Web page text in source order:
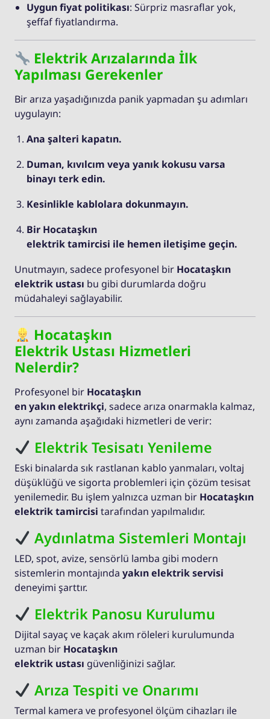
Uygun fiyat politikası: Sürpriz masraflar yok,
şeffaf fiyatlandırma.
Elektrik Arızalarında İlk
Yapılması Gerekenler
Bir arıza yaşadığınızda panik yapmadan şu adımları
uygulayın:
Ana şalteri kapatın.
Duman, kıvılcım veya yanık kokusu varsa
binayı terk edin.
Kesinlikle kablolara dokunmayın.
Bir Hocataşkın
elektrik tamircisi ile hemen iletişime geçin.
Unutmayın, sadece profesyonel bir Hocataşkın
elektrik ustası bu gibi durumlarda doğru
müdahaleyi sağlayabilir.
Hocataşkın
Elektrik Ustası Hizmetleri
Nelerdir?
Profesyonel bir Hocataşkın
en yakın elektrikçi, sadece arıza onarmakla kalmaz,
aynı zamanda aşağıdaki hizmetleri de verir:
Elektrik Tesisatı Yenileme
Eski binalarda sık rastlanan kablo yanmaları, voltaj
düşüklüğü ve sigorta problemleri için çözüm tesisat
yenilemedir. Bu işlem yalnızca uzman bir Hocataşkın
elektrik tamircisi tarafından yapılmalıdır.
Aydınlatma Sistemleri Montajı
LED, spot, avize, sensörlü lamba gibi modern
sistemlerin montajında yakın elektrik servisi
deneyimi şarttır.
Elektrik Panosu Kurulumu
Dijital sayaç ve kaçak akım röleleri kurulumunda
uzman bir Hocataşkın
elektrik ustası güvenliğinizi sağlar.
Arıza Tespiti ve Onarımı
Termal kamera ve profesyonel ölçüm cihazları ile